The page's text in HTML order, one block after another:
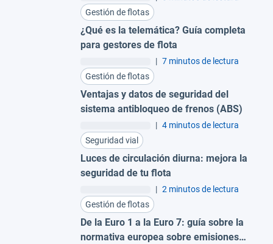
Gestión de flotas
¿Qué es la telemática? Guía completa
para gestores de flota
| 7 minutos de lectura
Gestión de flotas
Ventajas y datos de seguridad del
sistema antibloqueo de frenos (ABS)
| 4 minutos de lectura
Seguridad vial
Luces de circulación diurna: mejora la
seguridad de tu flota
| 2 minutos de lectura
Gestión de flotas
De la Euro 1 a la Euro 7: guía sobre la
normativa europea sobre emisiones